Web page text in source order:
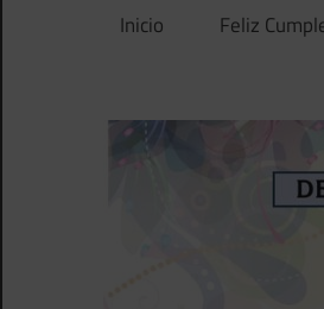
y
frases
Inicio Feliz